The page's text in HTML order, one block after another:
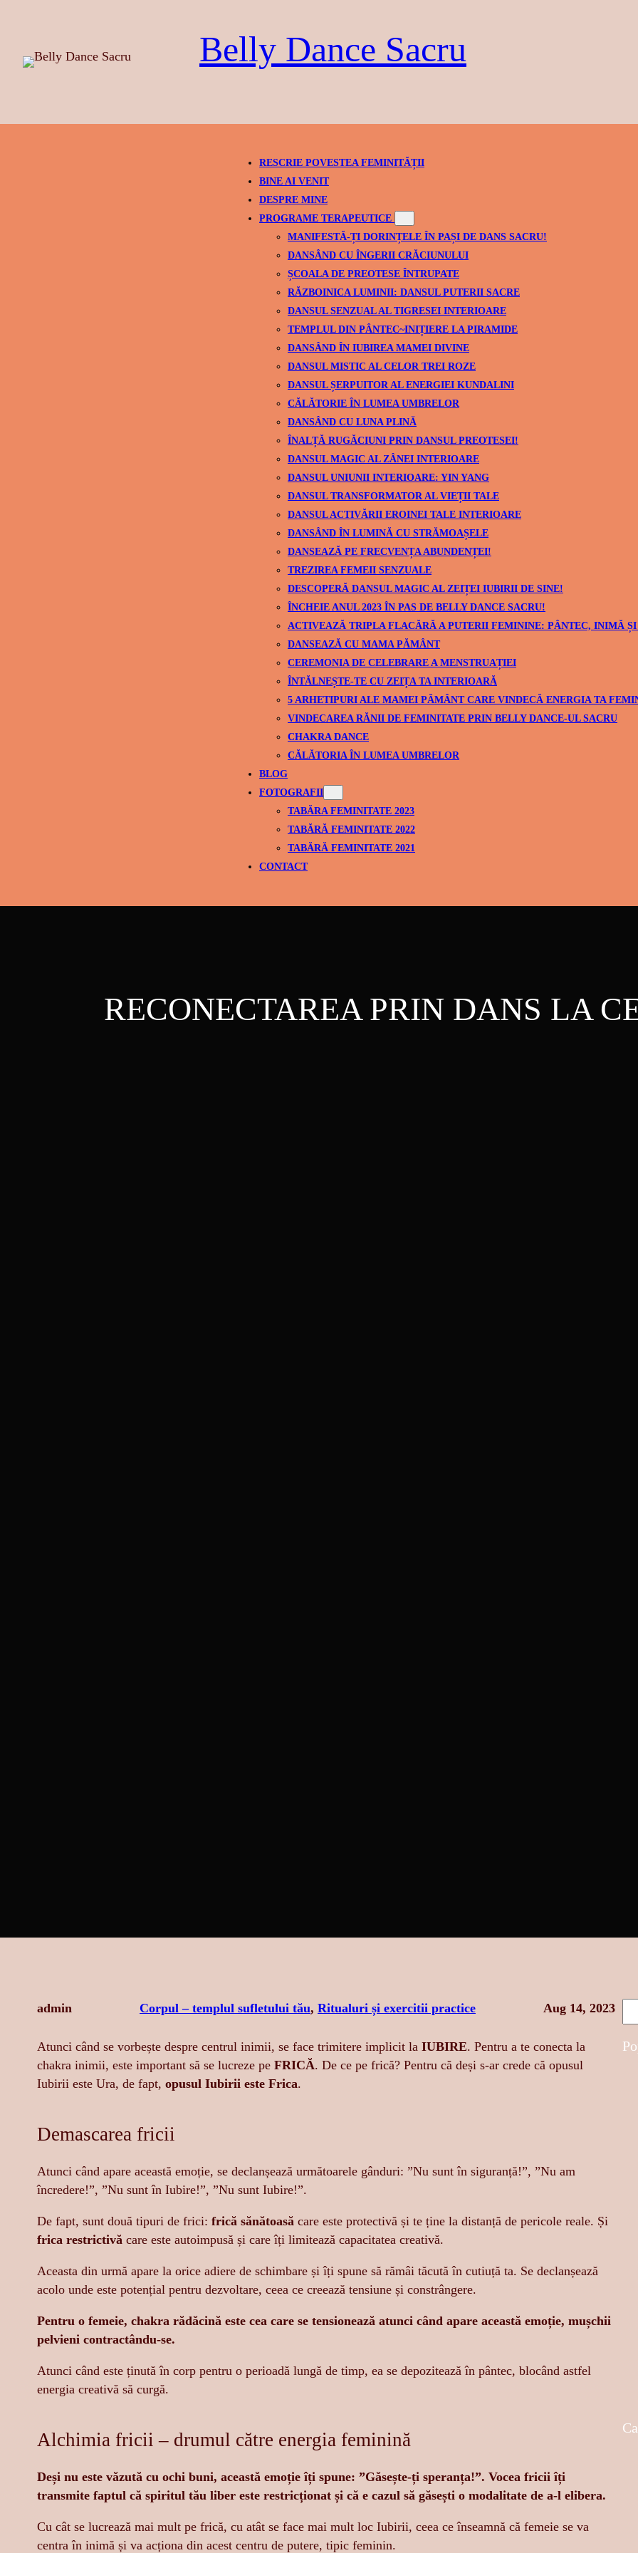
Belly Dance Sacru
RESCRIE POVESTEA FEMINITĂȚII
BINE AI VENIT
DESPRE MINE
PROGRAME TERAPEUTICE
MANIFESTĂ-ȚI DORINȚELE ÎN PAȘI DE DANS SACRU!
DANSÂND CU ÎNGERII CRĂCIUNULUI
ȘCOALA DE PREOTESE ÎNTRUPATE
RĂZBOINICA LUMINII: DANSUL PUTERII SACRE
DANSUL SENZUAL AL TIGRESEI INTERIOARE
TEMPLUL DIN PÂNTEC~INIȚIERE LA PIRAMIDE
DANSÂND ÎN IUBIREA MAMEI DIVINE
DANSUL MISTIC AL CELOR TREI ROZE
DANSUL ȘERPUITOR AL ENERGIEI KUNDALINI
CĂLĂTORIE ÎN LUMEA UMBRELOR
DANSÂND CU LUNA PLINĂ
ÎNALȚĂ RUGĂCIUNI PRIN DANSUL PREOTESEI!
DANSUL MAGIC AL ZÂNEI INTERIOARE
DANSUL UNIUNII INTERIOARE: YIN YANG
DANSUL TRANSFORMATOR AL VIEȚII TALE
DANSUL ACTIVĂRII EROINEI TALE INTERIOARE
DANSÂND ÎN LUMINĂ CU STRĂMOAȘELE
DANSEAZĂ PE FRECVENȚA ABUNDENȚEI!
TREZIREA FEMEII SENZUALE
DESCOPERĂ DANSUL MAGIC AL ZEIȚEI IUBIRII DE SINE!
ÎNCHEIE ANUL 2023 ÎN PAS DE BELLY DANCE SACRU!
ACTIVEAZĂ TRIPLA FLACĂRĂ A PUTERII FEMININE: PÂNTEC, INIMĂ
DANSEAZĂ CU MAMA PĂMÂNT
CEREMONIA DE CELEBRARE A MENSTRUAȚIEI
ÎNTĂLNEȘTE-TE CU ZEIȚA TA INTERIOARĂ
5 ARHETIPURI ALE MAMEI PĂMÂNT CARE VINDECĂ ENERGIA TA
VINDECAREA RĂNII DE FEMINITATE PRIN BELLY DANCE-UL SACRU
CHAKRA DANCE
CĂLĂTORIA ÎN LUMEA UMBRELOR
BLOG
FOTOGRAFII
TABĂRA FEMINITATE 2023
TABĂRĂ FEMINITATE 2022
TABĂRĂ FEMINITATE 2021
CONTACT
RECONECTAREA PRIN DANS LA
admin Corpul – templul sufletului tău, Ritualuri și exercitii practice Aug 14, 2023
Atunci când se vorbește despre centrul inimii, se face trimitere implicit la IUBIRE. Pentru a te conecta la
chakra inimii, este important să se lucreze pe FRICĂ. De ce pe frică? Pentru că deși s-ar crede că opusul
Iubirii este Ura, de fapt, opusul Iubirii este Frica.
Demascarea fricii
Atunci când apare această emoție, se declanșează următoarele gânduri: ”Nu sunt în siguranță!”, ”Nu am
încredere!”, ”Nu sunt în Iubire!”, ”Nu sunt Iubire!”.
De fapt, sunt două tipuri de frici: frică sănătoasă care este protectivă și te ține la distanță de pericole reale. Și
frica restrictivă care este autoimpusă și care îți limitează capacitatea creativă.
Aceasta din urmă apare la orice adiere de schimbare și îți spune să rămâi tăcută în cutiuță ta. Se declanșează
acolo unde este potențial pentru dezvoltare, ceea ce creează tensiune și constrângere.
Pentru o femeie, chakra rădăcină este cea care se tensionează atunci când apare această emoție, mușchii
pelvieni contractându-se.
Atunci când este ținută în corp pentru o perioadă lungă de timp, ea se depozitează în pântec, blocând astfel
energia creativă să curgă.
Alchimia fricii – drumul către energia feminină
Deși nu este văzută cu ochi buni, această emoție îți spune: ”Găsește-ți speranța!”. Vocea fricii îți
transmite faptul că spiritul tău liber este restricționat și că e cazul să găsești o modalitate de a-l elibera.
Cu cât se lucrează mai mult pe frică, cu atât se face mai mult loc Iubirii, ceea ce înseamnă că femeie se va
centra în inimă și va acționa din acest centru de putere, tipic feminin.
e
a